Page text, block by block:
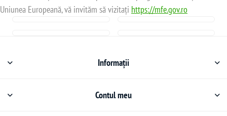
Uniunea Europeană, vă invităm să vizitați https://mfe.gov.ro
Informații
Contul meu